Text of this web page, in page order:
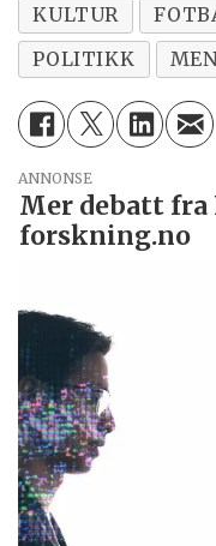
KULTUR
POLITIKK
ANNONSE
Mer debatt fra
forskning.no